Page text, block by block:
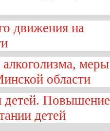
движения на
меры
области
детей. Повышение
детей